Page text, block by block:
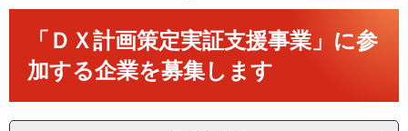
「ＤＸ計画策定実証支援事業」に参
加する企業を募集します